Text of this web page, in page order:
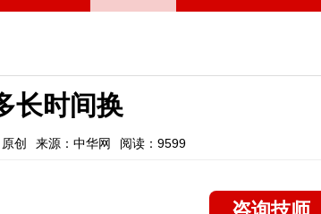
长时间换
原创 来源：中华网 阅读：9599